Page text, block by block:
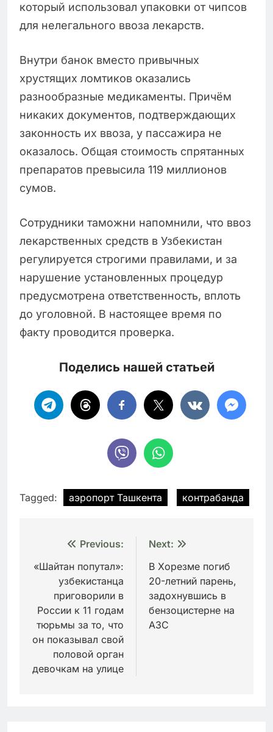
который использовал упаковки от чипсов
для нелегального ввоза лекарств.
Внутри банок вместо привычных
хрустящих ломтиков оказались
разнообразные медикаменты. Причём
никаких документов, подтверждающих
законность их ввоза, у пассажира не
оказалось. Общая стоимость спрятанных
препаратов превысила 119 миллионов
сумов.
Сотрудники таможни напомнили, что ввоз
лекарственных средств в Узбекистан
регулируется строгими правилами, и за
нарушение установленных процедур
предусмотрена ответственность, вплоть
до уголовной. В настоящее время по
факту проводится проверка.
Поделись нашей статьей
Tagged: аэропорт Ташкента контрабанда
Навигация
по
записям
Previous:
«Шайтан попутал»:
узбекистанца
приговорили в
России к 11 годам
тюрьмы за то, что
он показывал свой
половой орган
девочкам на улице
Next:
В Хорезме погиб
20-летний парень,
задохнувшись в
бензоцистерне на
АЗС